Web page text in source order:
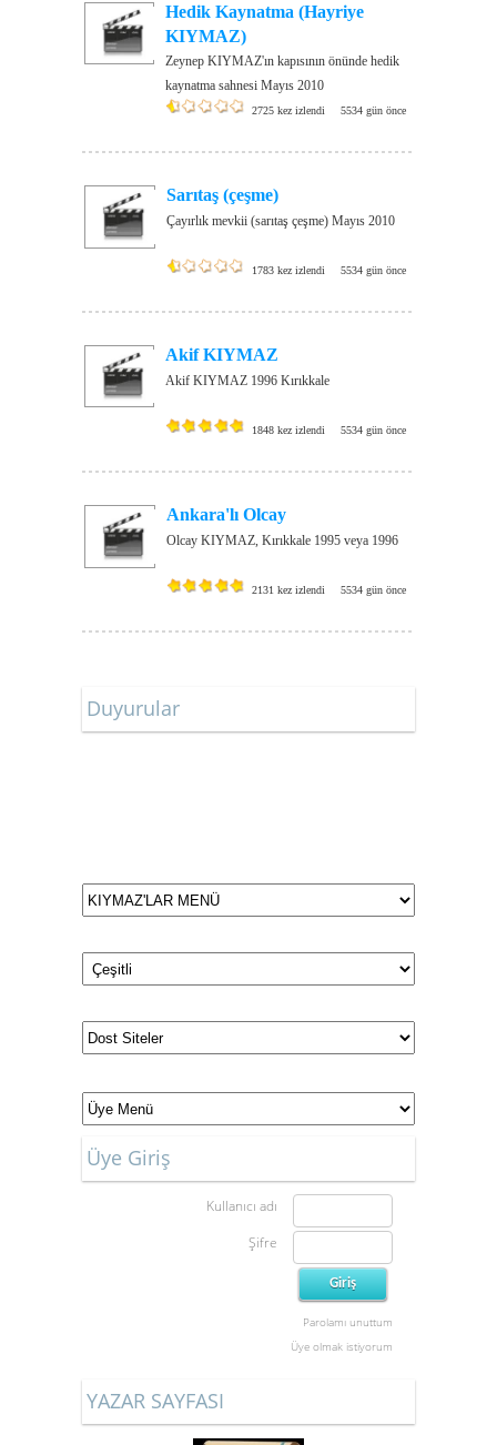
Hedik Kaynatma (Hayriye
KIYMAZ)
Zeynep KIYMAZ'ın kapısının önünde hedik
kaynatma sahnesi Mayıs 2010
2725 kez izlendi 5534 gün önce
Sarıtaş (çeşme)
Çayırlık mevkii (sarıtaş çeşme) Mayıs 2010
1783 kez izlendi 5534 gün önce
Akif KIYMAZ
Akif KIYMAZ 1996 Kırıkkale
1848 kez izlendi 5534 gün önce
Ankara'lı Olcay
Olcay KIYMAZ, Kırıkkale 1995 veya 1996
2131 kez izlendi 5534 gün önce
Duyurular
Üye Giriş
Kullanıcı adı
Şifre
Parolamı unuttum
Üye olmak istiyorum
YAZAR SAYFASI